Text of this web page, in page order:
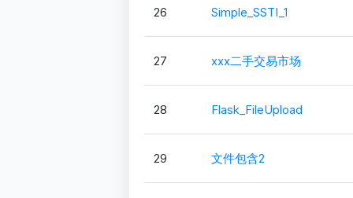
26 Simple_SSTI_1
27 xxx二手交易市场
28 Flask_FileUpload
29 文件包含2